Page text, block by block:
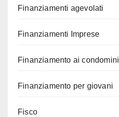
Finanziamenti agevolati
Finanziamenti Imprese
Finanziamento ai condomini
Finanziamento per giovani
Fisco